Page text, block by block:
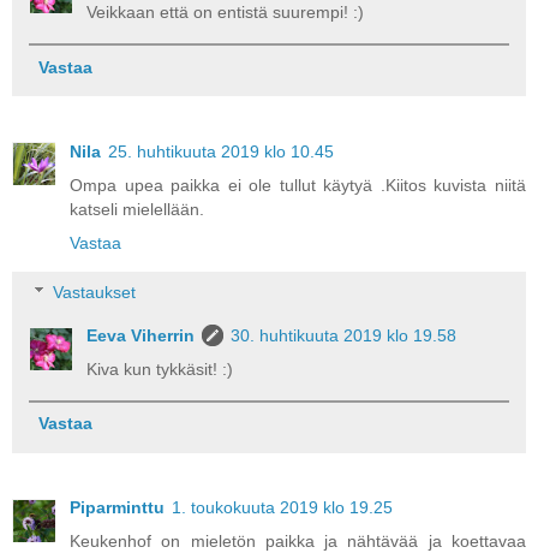
Veikkaan että on entistä suurempi! :)
Vastaa
Nila 25. huhtikuuta 2019 klo 10.45
Ompa upea paikka ei ole tullut käytyä .Kiitos kuvista niitä
katseli mielellään.
Vastaa
Vastaukset
Eeva Viherrin
30. huhtikuuta 2019 klo 19.58
Kiva kun tykkäsit! :)
Vastaa
Piparminttu 1. toukokuuta 2019 klo 19.25
Keukenhof on mieletön paikka ja nähtävää ja koettavaa